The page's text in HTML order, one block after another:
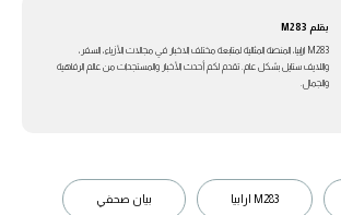
بقلم M283
M283 ارابيا، المنصة المثالية لمتابعة مختلف الاخبار في مجالات الأزياء، السفر،
واللايف ستايل بشكل عام. تقدم لكم أحدث الأخبار والمستجدات من عالم الرفاهية
والجمال.
M283 ارابيا بيان صحفي